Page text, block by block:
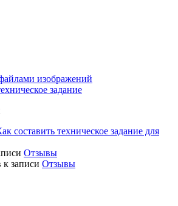
изображений
задание
составить техническое задание для
Отзывы
к записи Отзывы